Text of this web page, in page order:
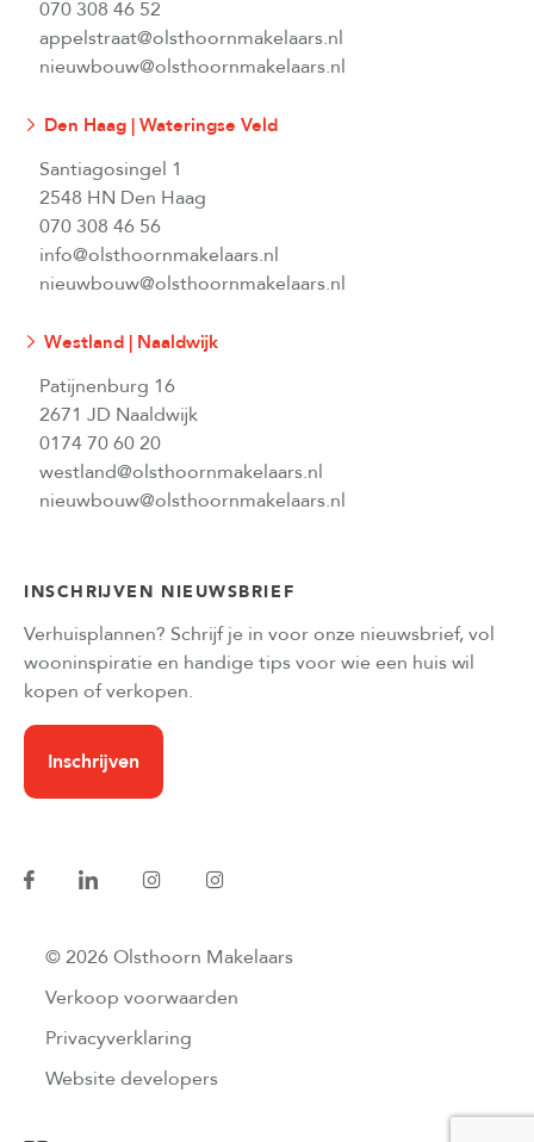
070 308 46 52
appelstraat@olsthoornmakelaars.nl
nieuwbouw@olsthoornmakelaars.nl
Den Haag | Wateringse Veld
Santiagosingel 1
2548 HN Den Haag
070 308 46 56
info@olsthoornmakelaars.nl
nieuwbouw@olsthoornmakelaars.nl
Westland | Naaldwijk
Patijnenburg 16
2671 JD Naaldwijk
0174 70 60 20
westland@olsthoornmakelaars.nl
nieuwbouw@olsthoornmakelaars.nl
INSCHRIJVEN NIEUWSBRIEF
Verhuisplannen? Schrijf je in voor onze nieuwsbrief, vol
wooninspiratie en handige tips voor wie een huis wil
kopen of verkopen.
Inschrijven
© 2026 Olsthoorn Makelaars
Verkoop voorwaarden
Privacyverklaring
Website developers